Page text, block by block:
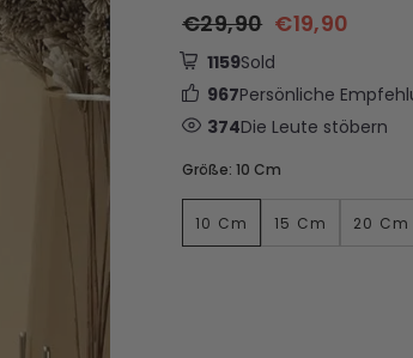
€29,90 €19,90
1159Sold
967Persönliche
374Die Leute stöbern
Größe:10 Cm
10 Cm 15 Cm 20 Cm